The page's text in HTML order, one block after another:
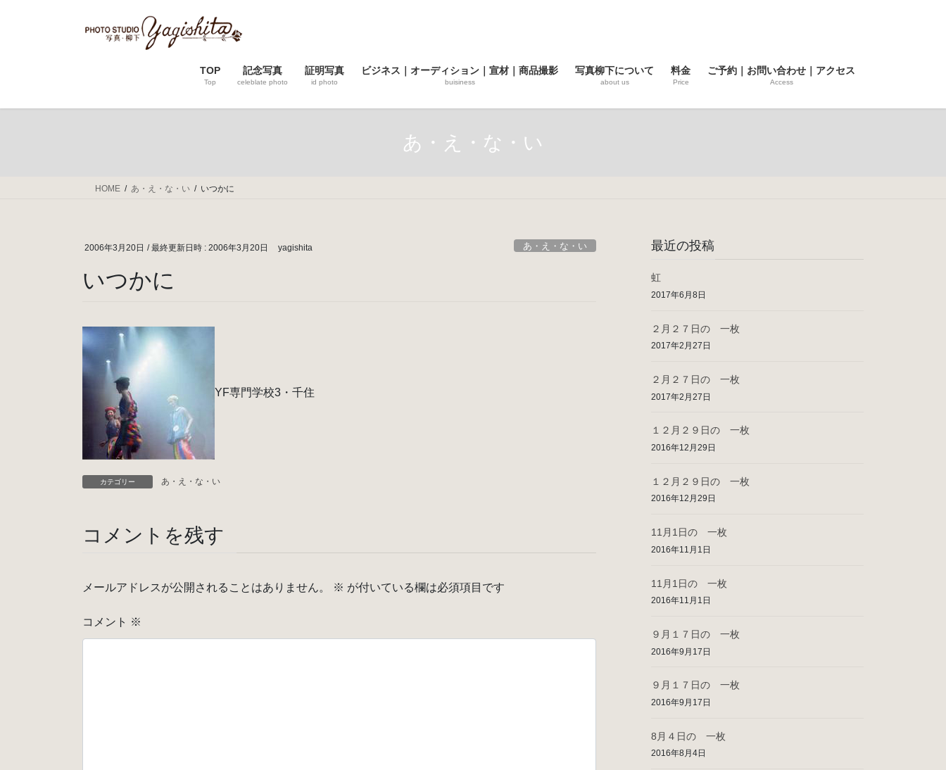
ス
ン
TOP
Top
記念写真
celeblate photo
証明写真
id photo
ビジネス｜オーディション｜宣材｜商品撮影
buisiness
写真柳下について
about us
料金
Price
ご予約｜お問い合わせ｜アクセス
Access
あ・え・な・い
HOME あ・え・な・い いつかに
2006年3月20日 / 最終更新日時 : 2006年3月20日 yagishita あ・え・な・い
いつかに
YF専門学校3・千住
カテゴリー あ・え・な・い
コメントを残す
メールアドレスが公開されることはありません。 ※ が付いている欄は必須項目です
コメント ※
最近の投稿
虹
2017年6月8日
２月２７日の 一枚
2017年2月27日
２月２７日の 一枚
2017年2月27日
１２月２９日の 一枚
2016年12月29日
１２月２９日の 一枚
2016年12月29日
11月1日の 一枚
2016年11月1日
11月1日の 一枚
2016年11月1日
９月１７日の 一枚
2016年9月17日
９月１７日の 一枚
2016年9月17日
8月４日の 一枚
2016年8月4日